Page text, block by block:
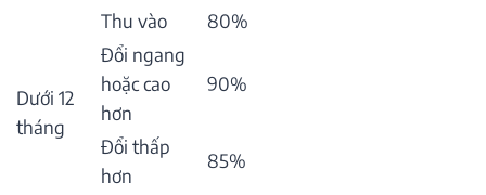
Dưới 12
tháng
Thu vào
80%
Đổi ngang
hoặc cao
hơn
90%
Đổi thấp
hơn
85%